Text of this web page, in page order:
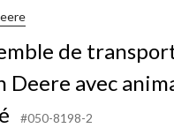
de
Deere avec
#050-8198-2